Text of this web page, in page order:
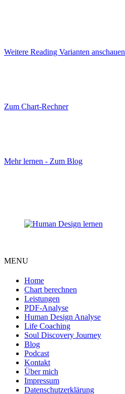
Weitere Reading Varianten anschauen
Zum Chart-Rechner
Mehr lernen - Zum Blog
MENU
Home
Chart berechnen
Leistungen
PDF-Analyse
Human Design Analyse
Life Coaching
Soul Discovery Journey
Blog
Podcast
Kontakt
Über mich
Impressum
Datenschutzerklärung